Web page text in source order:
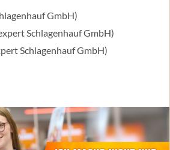
GmbH)
Schlagenhauf GmbH)
Schlagenhauf GmbH)